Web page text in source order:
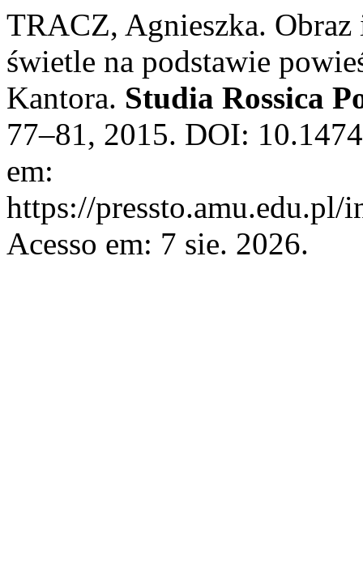
TRACZ, Agnieszka.
świetle na podstawie
Kantora. Studia Rossica
77–81, 2015. DOI:
em:
https://
Acesso em: 7 sie. 2026.